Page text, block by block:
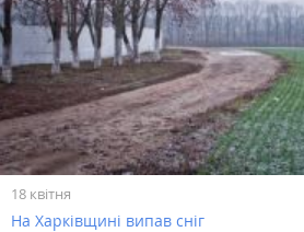
18 квітня
На Харківщині випав сніг